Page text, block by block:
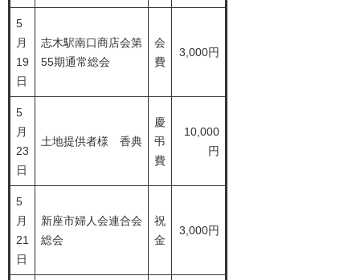
5
月
19
日
志木駅南口商店会第
55期通常総会
会
費
3,000円
5
月
23
日
土地提供者様 香典
慶
弔
費
10,000
円
5
月
21
日
新座市婦人会連合会
総会
祝
金
3,000円